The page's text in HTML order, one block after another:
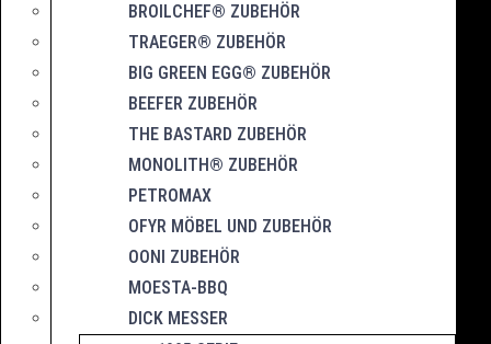
BROILCHEF® ZUBEHÖR
TRAEGER® ZUBEHÖR
BIG GREEN EGG® ZUBEHÖR
BEEFER ZUBEHÖR
THE BASTARD ZUBEHÖR
MONOLITH® ZUBEHÖR
PETROMAX
OFYR MÖBEL UND ZUBEHÖR
OONI ZUBEHÖR
MOESTA-BBQ
DICK MESSER